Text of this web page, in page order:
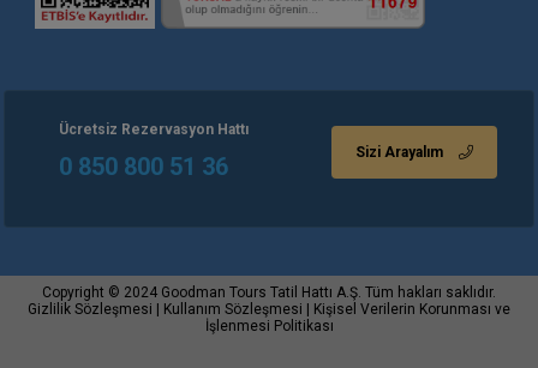
Ücretsiz Rezervasyon Hattı
0 850 800 51 36 Sizi Arayalım
Copyright © 2024 Goodman Tours Tatil Hattı A.Ş. Tüm hakları saklıdır.
Gizlilik Sözleşmesi | Kullanım Sözleşmesi | Kişisel Verilerin Korunması ve
İşlenmesi Politikası